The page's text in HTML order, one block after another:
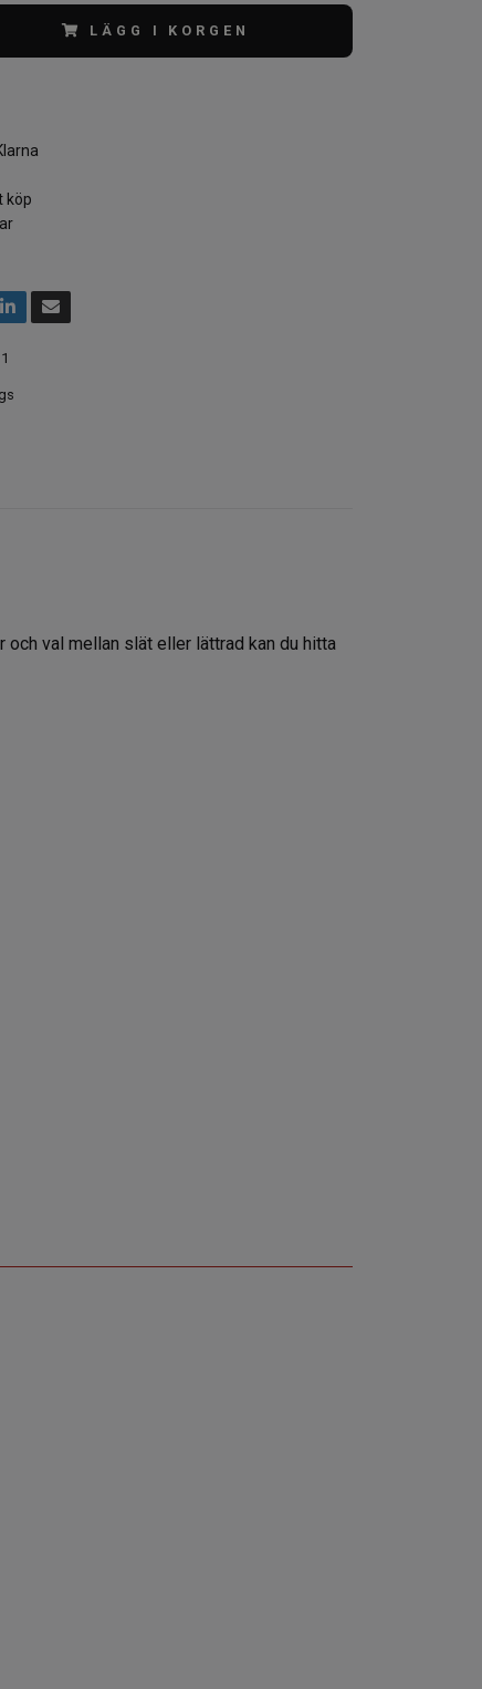
LÄGG I KORGEN
köp
val mellan slät eller lättrad kan du hitta